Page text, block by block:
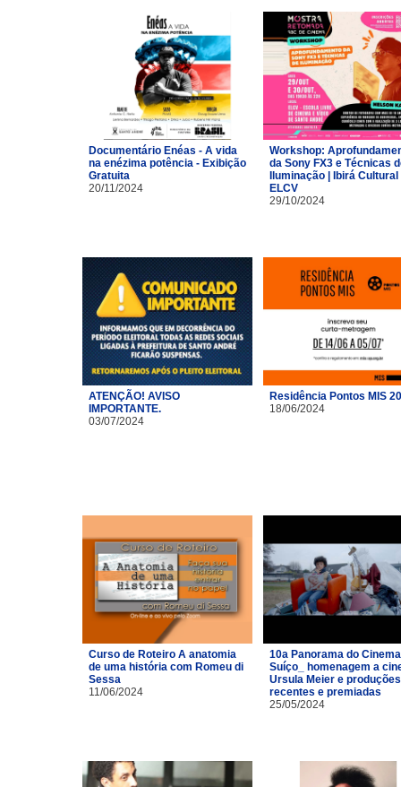
Documentário Enéas - A vida
na enézima potência - Exibição
Gratuita
20/11/2024
Workshop:
da Sony FX3 e Técnicas
Iluminação | Ibirá Cultural
ELCV
29/10/2024
ATENÇÃO! AVISO
IMPORTANTE.
03/07/2024
Residência Pontos MIS
18/06/2024
Curso de Roteiro A anatomia
de uma história com Romeu di
Sessa
11/06/2024
10a Panorama do Cinema
Suíço_ homenagem a
Ursula Meier e produções
recentes e premiadas
25/05/2024